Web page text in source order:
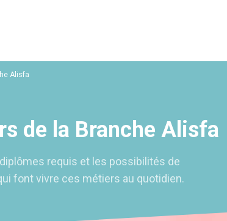
Alisfa
de la Branche Alisfa
requis et les possibilités de
font vivre ces métiers au quotidien.